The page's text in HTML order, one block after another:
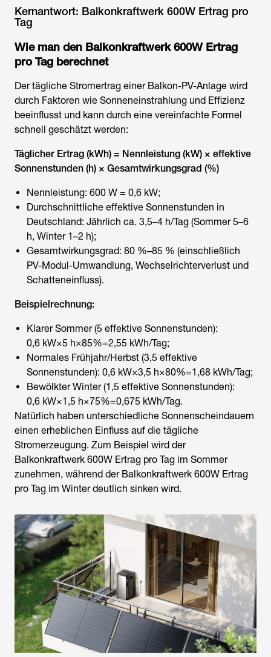
Kernantwort: Balkonkraftwerk 600W Ertrag pro
Tag
Wie man den Balkonkraftwerk 600W Ertrag
pro Tag berechnet
Der tägliche Stromertrag einer Balkon-PV-Anlage wird
durch Faktoren wie Sonneneinstrahlung und Effizienz
beeinflusst und kann durch eine vereinfachte Formel
schnell geschätzt werden:
Täglicher Ertrag (kWh) = Nennleistung (kW) × effektive
Sonnenstunden (h) × Gesamtwirkungsgrad (%)
Nennleistung: 600 W = 0,6 kW;
Durchschnittliche effektive Sonnenstunden in
Deutschland: Jährlich ca. 3,5–4 h/Tag (Sommer 5–6
h, Winter 1–2 h);
Gesamtwirkungsgrad: 80 %–85 % (einschließlich
PV-Modul-Umwandlung, Wechselrichterverlust und
Schatteneinfluss).
Beispielrechnung:
Klarer Sommer (5 effektive Sonnenstunden):
0,6 kW×5 h×85%=2,55 kWh/Tag;
Normales Frühjahr/Herbst (3,5 effektive
Sonnenstunden): 0,6 kW×3,5 h×80%=1,68 kWh/Tag;
Bewölkter Winter (1,5 effektive Sonnenstunden):
0,6 kW×1,5 h×75%=0,675 kWh/Tag.
Natürlich haben unterschiedliche Sonnenscheindauern
einen erheblichen Einfluss auf die tägliche
Stromerzeugung. Zum Beispiel wird der
Balkonkraftwerk 600W Ertrag pro Tag im Sommer
zunehmen, während der Balkonkraftwerk 600W Ertrag
pro Tag im Winterdeutlich sinken wird.